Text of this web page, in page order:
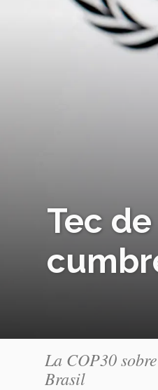
Tec
La COP30
Brasil